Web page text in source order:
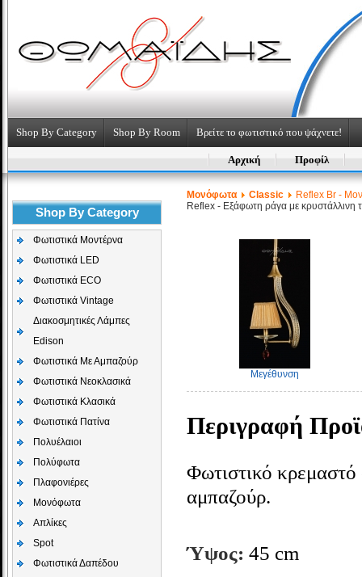
Shop By Category Shop By Room Βρείτε το φωτιστικό που ψάχνετε!
Αρχική Προφίλ
Shop By Category
Φωτιστικά Μοντέρνα
Φωτιστικά LED
Φωτιστικά ECO
Φωτιστικά Vintage
Διακοσμητικές Λάμπες
Edison
Φωτιστικά Με Αμπαζούρ
Φωτιστικά Νεοκλασικά
Φωτιστικά Κλασικά
Φωτιστικά Πατίνα
Πολυέλαιοι
Πολύφωτα
Πλαφονιέρες
Μονόφωτα
Απλίκες
Spot
Φωτιστικά Δαπέδου
Μονόφωτα Classic
Reflex Br -
Reflex - Εξάφωτη ράγα με κρυστάλλινη
Μεγέθυνση
Περιγραφή
Φωτιστικό
αμπαζούρ.
Ύψος: 45 cm